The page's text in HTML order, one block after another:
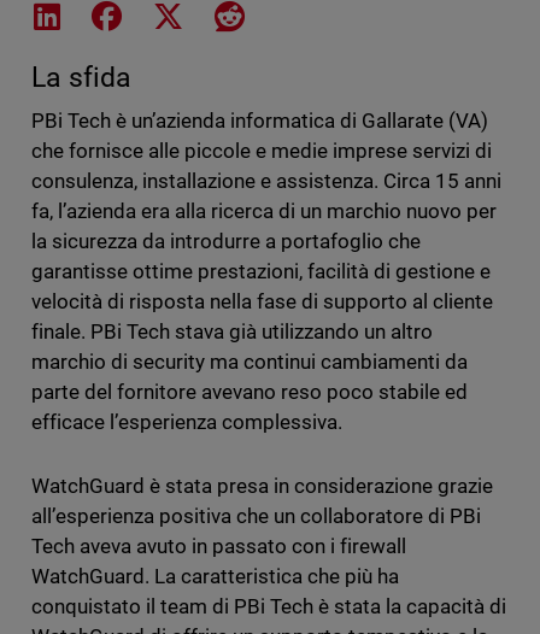
Share on LinkedIn
Share on Facebook
Share on XShare on Reddit
La sfida
PBi Tech è un’azienda informatica di Gallarate (VA)
che fornisce alle piccole e medie imprese servizi di
consulenza, installazione e assistenza. Circa 15 anni
fa, l’azienda era alla ricerca di un marchio nuovo per
la sicurezza da introdurre a portafoglio che
garantisse ottime prestazioni, facilità di gestione e
velocità di risposta nella fase di supporto al cliente
finale. PBi Tech stava già utilizzando un altro
marchio di security ma continui cambiamenti da
parte del fornitore avevano reso poco stabile ed
efficace l’esperienza complessiva.
WatchGuard è stata presa in considerazione grazie
all’esperienza positiva che un collaboratore di PBi
Tech aveva avuto in passato con i firewall
WatchGuard. La caratteristica che più ha
conquistato il team di PBi Tech è stata la capacità di